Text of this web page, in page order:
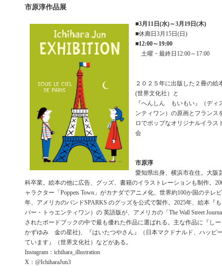
市原淳作品展
■3月11日(水)～3月19日(木)
■休廊日3月15日(日)
■12:00～19:00
土曜・最終日12:00～17:00
２０２５年に出版した２冊の絵
(世界文化社）と
『へんしん もいもい』（ディ
ンティワン）の原画とフランス
ロでポップなオリジナルイラス
会
市原淳
愛知県出身、横浜市在住。大阪
科卒業。絵本の他に広告、グッズ、書籍のイラストレーションも制作。
ャラクター「Poppets Town」がカナダでアニメ化、世界約100か国のテレ
年、アメリカのバンドSPARKS のグッズを公式で製作。2025年、絵本『
バー・トゥエンティワン）の 英語版が、アメリカの「The Wall Street
されたボードブックの中で最も優れた作品に選ばれる。主な作品に『し
かずゆみ 金の星社)、『はいたつやさん』（日本マクドナルド、ハッピ
ています』（世界文化社）などがある。
Instagram：ichihara_illustration
X：@IchiharaJun3